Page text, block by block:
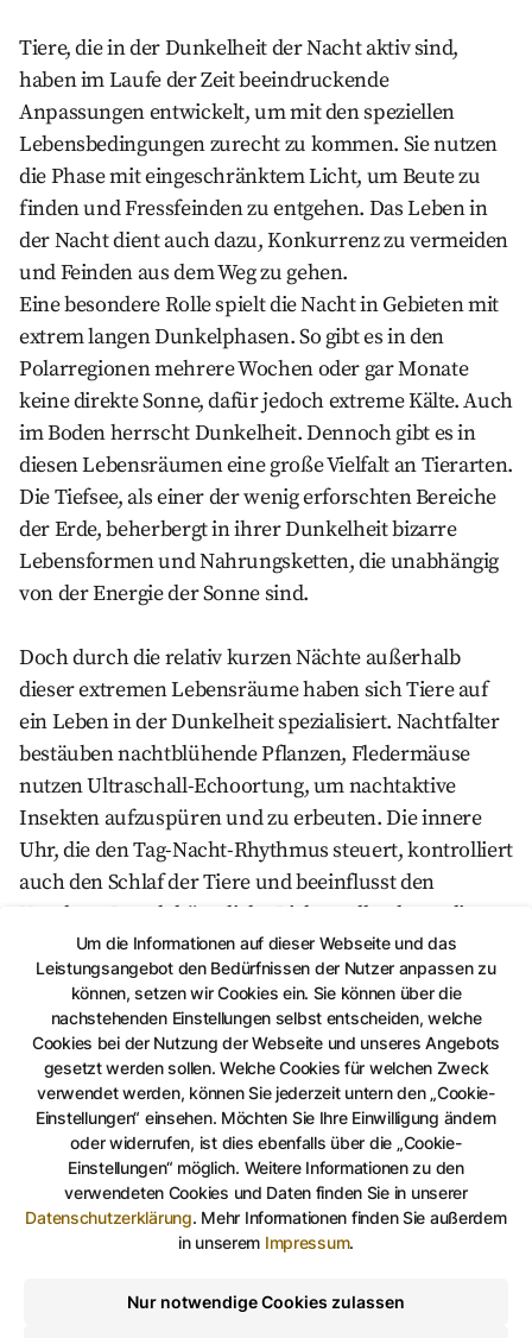
Um die Informationen auf dieser Webseite und das
Leistungsangebot den Bedürfnissen der Nutzer anpassen zu
können, setzen wir Cookies ein. Sie können über die
nachstehenden Einstellungen selbst entscheiden, welche
Cookies bei der Nutzung der Webseite und unseres Angebots
gesetzt werden sollen. Welche Cookies für welchen Zweck
verwendet werden, können Sie jederzeit untern den „Cookie-
Einstellungen“ einsehen. Möchten Sie Ihre Einwilligung ändern
oder widerrufen, ist dies ebenfalls über die „Cookie-
Einstellungen“ möglich. Weitere Informationen zu den
verwendeten Cookies und Daten finden Sie in unserer
Datenschutzerklärung. Mehr Informationen finden Sie außerdem
in unserem Impressum.
Nur notwendige Cookies zulassen
Tiere, die in der Dunkelheit der Nacht aktiv sind,
haben im Laufe der Zeit beeindruckende
Anpassungen entwickelt, um mit den speziellen
Lebensbedingungen zurecht zu kommen. Sie nutzen
die Phase mit eingeschränktem Licht, um Beute zu
finden und Fressfeinden zu entgehen. Das Leben in
der Nacht dient auch dazu, Konkurrenz zu vermeiden
und Feinden aus dem Weg zu gehen.
Eine besondere Rolle spielt die Nacht in Gebieten mit
extrem langen Dunkelphasen. So gibt es in den
Polarregionen mehrere Wochen oder gar Monate
keine direkte Sonne, dafür jedoch extreme Kälte. Auch
im Boden herrscht Dunkelheit. Dennoch gibt es in
diesen Lebensräumen eine große Vielfalt an Tierarten.
Die Tiefsee, als einer der wenig erforschten Bereiche
der Erde, beherbergt in ihrer Dunkelheit bizarre
Lebensformen und Nahrungsketten, die unabhängig
von der Energie der Sonne sind.
Doch durch die relativ kurzen Nächte außerhalb
dieser extremen Lebensräume haben sich Tiere auf
ein Leben in der Dunkelheit spezialisiert. Nachtfalter
bestäuben nachtblühende Pflanzen, Fledermäuse
nutzen Ultraschall-Echoortung, um nachtaktive
Insekten aufzuspüren und zu erbeuten. Die innere
Uhr, die den Tag-Nacht-Rhythmus steuert, kontrolliert
auch den Schlaf der Tiere und beeinflusst den
Vogelzug. Durch künstliche Lichtquellen kann dieser
Taktgeber gestört werden. Auch die allseits bekannte
Anziehungskraft von Lampen auf Insekten stellt eine
enorme Gefahr für diese Tiergruppe dar.
All diese Aspekte des Lebens in der Dunkelheit
möchte die Ausstellung beleuchten und das
verborgene Leben der Tiere der Nacht sichtbar
machen. Dazu wurde die Ausstellung in liebevoller
Handarbeit mit Objekten aus den eigenen
Magazinbeständen und Leihgaben aus Berlin, Jena,
Halle und Gotha gestaltet.
Im Rahmen der Ausstellung bietet das Museum für